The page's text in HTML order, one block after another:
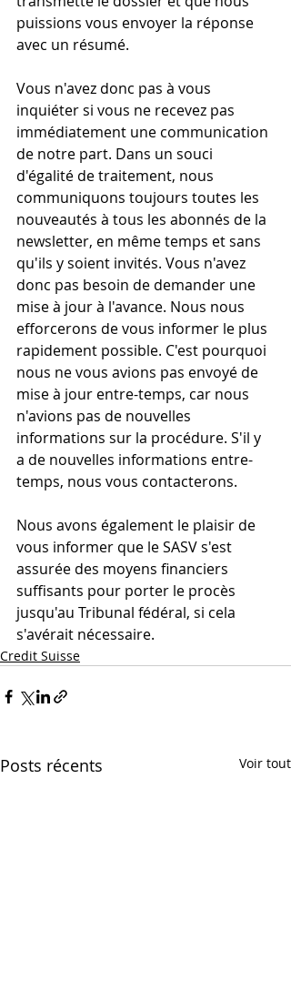
puissions vous envoyer la réponse
avec un résumé.
Vous n'avez donc pas à vous
inquiéter si vous ne recevez pas
immédiatement une communication
de notre part. Dans un souci
d'égalité de traitement, nous
communiquons toujours toutes les
nouveautés à tous les abonnés de la
newsletter, en même temps et sans
qu'ils y soient invités. Vous n'avez
donc pas besoin de demander une
mise à jour à l'avance. Nous nous
efforcerons de vous informer le plus
rapidement possible. C'est pourquoi
nous ne vous avions pas envoyé de
mise à jour entre-temps, car nous
n'avions pas de nouvelles
informations sur la procédure. S'il y
a de nouvelles informations entre-
temps, nous vous contacterons.
Nous avons également le plaisir de
vous informer que le SASV s'est
assurée des moyens financiers
suffisants pour porter le procès
jusqu'au Tribunal fédéral, si cela
s'avérait nécessaire.
Credit Suisse
Posts récents Voir tout